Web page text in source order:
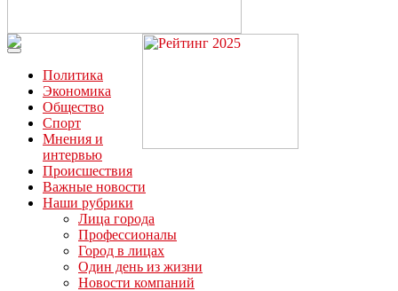
Читайте последние новости дня в Тульской области на сайте
“ЗаНовомосковск”
Политика
Экономика
Общество
Спорт
Мнения и
интервью
Происшествия
Важные новости
Наши рубрики
Лица города
Профессионалы
Город в лицах
Один день из жизни
Новости компаний